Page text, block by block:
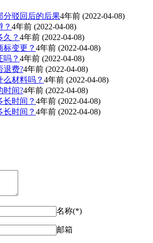
分驳回后的后果4年前 (2022-04-08)
？ 4年前 (2022-04-08)
久？ 4年前 (2022-04-08)
标变更？ 4年前 (2022-04-08)
吗？ 4年前 (2022-04-08)
退费?4年前 (2022-04-08)
么材料吗？ 4年前 (2022-04-08)
时间?4年前 (2022-04-08)
长时间？ 4年前 (2022-04-08)
长时间？ 4年前 (2022-04-08)
名称(*)
邮箱